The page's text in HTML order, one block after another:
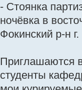
- Стоянка
ночёвка в
Фокинский р-н
Приглашаются
студенты